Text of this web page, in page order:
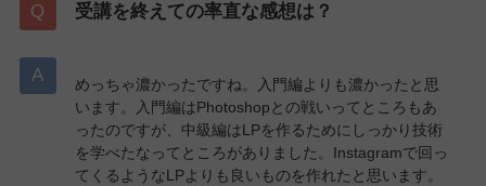
受講を終えての率直な感想は？
めっちゃ濃かったですね。入門編よりも濃かったと思
います。入門編はPhotoshopとの戦いってところもあ
ったのですが、中級編はLPを作るためにしっかり技術
を学べたなってところがありました。Instagramで回っ
てくるようなLPよりも良いものを作れたと思います。